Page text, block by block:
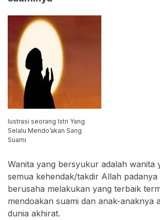
Iustrasi seorang Istri Yang
Selalu Mendo’akan Sang
Suami
Wanita yang bersyukur adalah wanita
semua kehendak/takdir Allah padanya
berusaha melakukan yang terbaik
mendoakan suami dan anak-anaknya
dunia akhirat.